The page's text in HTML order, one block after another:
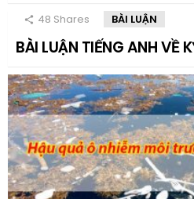
48 Shares BÀI LUẬN
BÀI LUẬN TIẾNG ANH VỀ